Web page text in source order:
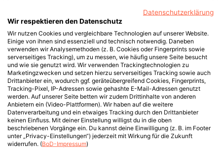
Datenschutzerklärung
Wir respektieren den Datenschutz
Wir nutzen Cookies und vergleichbare Technologien auf unserer Website.
Einige von ihnen sind essenziell und technisch notwendig. Daneben
verwenden wir Analysemethoden (z. B. Cookies oder Fingerprints sowie
serverseitiges Tracking), um zu messen, wie häufig unsere Seite besucht
und wie sie genutzt wird. Wir verwenden Trackingtechnologien zu
Marketingzwecken und setzen hierzu serverseitiges Tracking sowie auch
Drittanbieter ein, wodurch ggf. geräteübergreifend Cookies, Fingerprints,
Tracking-Pixel, IP-Adressen sowie gehashte E-Mail-Adressen genutzt
werden. Auf unserer Seite betten wir zudem Drittinhalte von anderen
Anbietern ein (Video-Plattformen). Wir haben auf die weitere
Datenverarbeitung und ein etwaiges Tracking durch den Drittanbieter
keinen Einfluss. Mit deiner Einstellung willigst du in die oben
beschriebenen Vorgänge ein. Du kannst deine Einwilligung (z. B. im Footer
unter „Privacy-Einstellungen“) jederzeit mit Wirkung für die Zukunft
widerrufen. (BoD-Impressum)